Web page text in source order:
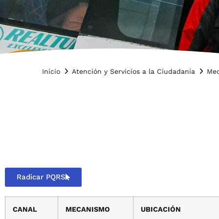
Inicio Atención y Servicios a la Ciudadanía
Radicar PQRS
CANAL MECANISMO UBICACIÓN